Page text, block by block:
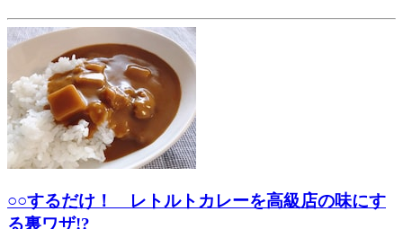
○○するだけ！ レトルトカレーを高級店の味にす
る裏ワザ!?